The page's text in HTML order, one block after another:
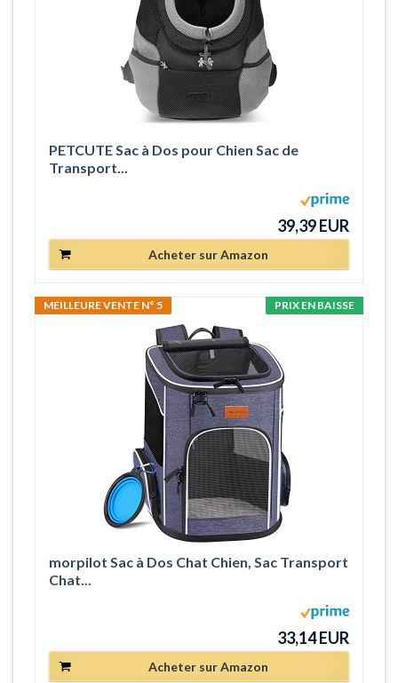
PETCUTE Sac à Dos pour Chien Sac de
Transport...
39,39 EUR
Acheter sur Amazon
PRIX EN BAISSE
MEILLEURE VENTE N° 5
morpilot Sac à Dos Chat Chien, Sac Transport
Chat...
33,14 EUR
Acheter sur Amazon